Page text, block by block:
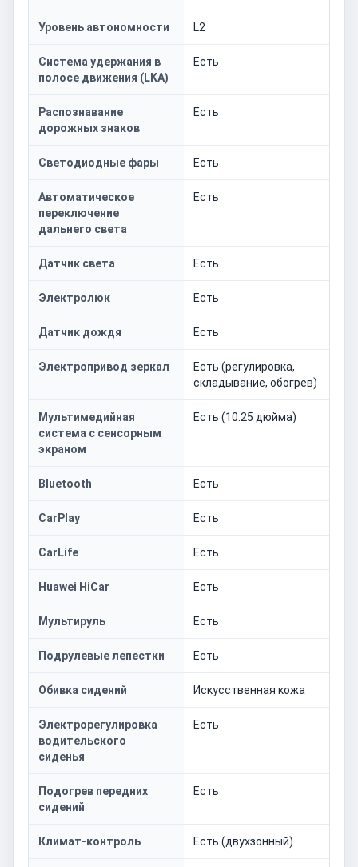
Уровень автономности L2
Система удержания в
полосе движения (LKA)
Есть
Распознавание
дорожных знаков
Есть
Светодиодные фары Есть
Автоматическое
переключение
дальнего света
Есть
Датчик света Есть
Электролюк Есть
Датчик дождя Есть
Электропривод зеркал
Есть (регулировка,
складывание, обогрев)
Мультимедийная
система с сенсорным
экраном
Есть (10.25 дюйма)
Bluetooth Есть
CarPlay Есть
CarLife Есть
Huawei HiCar Есть
Мультируль Есть
Подрулевые лепестки Есть
Обивка сидений Искусственная кожа
Электрорегулировка
водительского
сиденья
Есть
Подогрев передних
сидений
Есть
Климат-контроль Есть (двухзонный)